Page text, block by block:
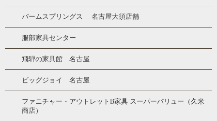
パームスプリングス 名古屋大須店舗
服部家具センター
飛騨の家具館 名古屋
ビッグジョイ 名古屋
ファニチャー・アウトレットB家具 スーパーバリュー（久米
商店）